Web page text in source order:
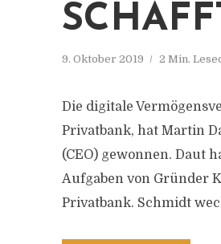
9. Oktober 2019 2 Min.
Die digitale
Privatbank, hat Martin
(CEO) gewonnen. Daut
Aufgaben von Gründer
Privatbank. Schmidt